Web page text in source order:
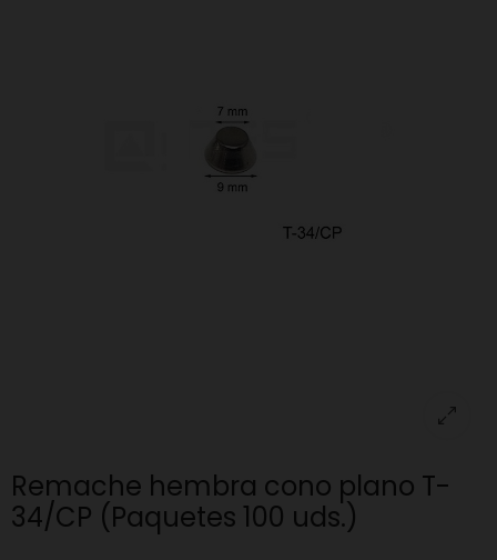
Remache hembra cono plano T-
34/CP (Paquetes 100 uds.)